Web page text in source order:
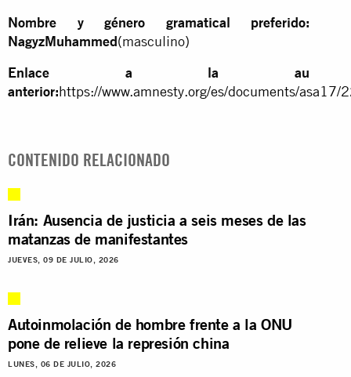
Nombre y género gramatical preferido:
NagyzMuhammed(masculino)
Enlace a la au
anterior:https://www.amnesty.org/es/documents/
CONTENIDO RELACIONADO
Irán: Ausencia de justicia a seis meses de las
matanzas de manifestantes
JUEVES, 09 DE JULIO, 2026
Autoinmolación de hombre frente a la ONU
pone de relieve la represión china
LUNES, 06 DE JULIO, 2026